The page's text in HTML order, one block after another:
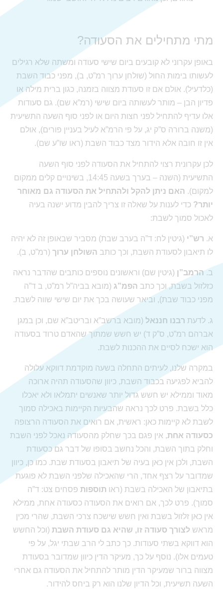
מתי מתחילים את הסעודה?
באופן עקרוני לא קובעים ביום שישי סעודה ומשתה שלא רגילים
לעשותו בימות החול (שולחן ערוך רמ”ט, ב), מפני כבוד השבת
(כלדעיל). אולם אם זו סעודת מצווה בזמנה, כגון ברית מילה או
פדיון הבן – מותר לעשותה ביום שישי (רמ”א שם). גם סעודות
אלו עדיף להתחיל לפני חצות היום או לפני סוף השעה התשיעית
(משנה ברורה ס”ק יג, על פי הרמ”א לעיל בעניין פורים), אולם
אין זו חובה אלא הידור מצד כבוד השבת (ראו שו”ע שם).
לכן עקרונית רצוי להתחיל את הסעודה לפני סוף השעה
התשיעית (השנה – בערך בשעה 14:45, בשינויים קלים ממקום
למקום). האם ניתן להקל ולהתחיל את הסעודה גם מאוחר
יותר? כדי לענות על שאלה זו צריך להבין מדוע ישנה בעיה
לאכול סמוך לשבת:
א. רש”י (גיטין לח: ד”ה בערב שבת) מסביר שבאופן זה לא יהיה
לו תיאבון לסעודת השבת, וכך כותב השולחן ערוך (רמ”ט, ב).
ב.הרמב”ן (גיטין שם) וראשונים נוספים כותבים שהדבר נראה
כזלזול בשבת, וכך כתב הפמ”ג (מובא בביה”ל רמ”ט, ב ד”ה
מפני כבוד שבת), וביאר שעושה בכך את יום שישי שווה לשבת.
ג. לדעת רבנו חננאל (מובא ברשב”א ובריטב”א שם, וכן במגן
אברהם רמ”ט, ס”ק ד) יש חשש שמתוך שהאדם טרוד בסעודה
הוא ישכח לסיים את ההכנות לשבת.
במקרה שלנו, לעיתים התחלה בשעה מוקדמת דווקא עלולה
להביא לפגיעה בכבוד השבת, כיוון שהסעודה תהיה ארוכה
מאוד וממילא יש חשש גדול יותר שאנשים יתמלאו ולא יאכלו
כלל בשבת. פרט לכך נראה שהבעיות הקיימות באכילה סמוך
לשבת לא קיימות כאן: ראשית, אם רואים את הסעודה הרצופה
כסעודה אחת, אין פגם בכך שחלק מהסעודה נאכל לפני השבת
וחלק בתוך השבת, והכל נחשב בסופו של דבר גם כסעודת
השבת, ולכן אין כאן בעיה של תיאבון בסעודת שבת. כמו כן, כיוון
שמדובר על רצף אחד, הרי שהאכילה שלפני השבת לא פוגעת
בתיאבון של האכילה בשבת (ראו תוספות פסחים צט: ד”ה
סמוך). פרט לכך, אם רואים את הסעודה כסעודה אחת, ממילא
אין כאן זלזול בשבת ואין חשש שישכח צרכי השבת, שהרי מכין
מראש לצורך סעודה זו, שהיא גם סעודת השבת (וכל החשש
הוא דווקא בשתי סעודות. כך כתב לי הרב שבתי יגל, על פי
טעמים אלו). נוסף על כך, מעיקר הדין כיוון שמדובר בסעודת
מצווה ברור שמעיקר הדין מותר להתחיל את הסעודה גם אחרי
השעה תשיעית, וכל הדיון שלנו הוא רק ביחס להידור.